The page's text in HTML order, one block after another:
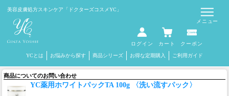
Select Language
美容皮膚処方スキンケア 「ドクターズコスメYC」
ログイン カート クーポン
メニュー
YCとは お悩みから探す 商品シリーズ お得な定期購入 ご利用ガイド
商品についてのお問い合わせ
YC薬用ホワイトパックTA 100g 〈洗い流すパック〉